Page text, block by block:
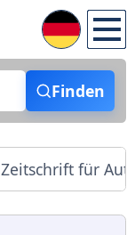
Finden
Zeitschrift für